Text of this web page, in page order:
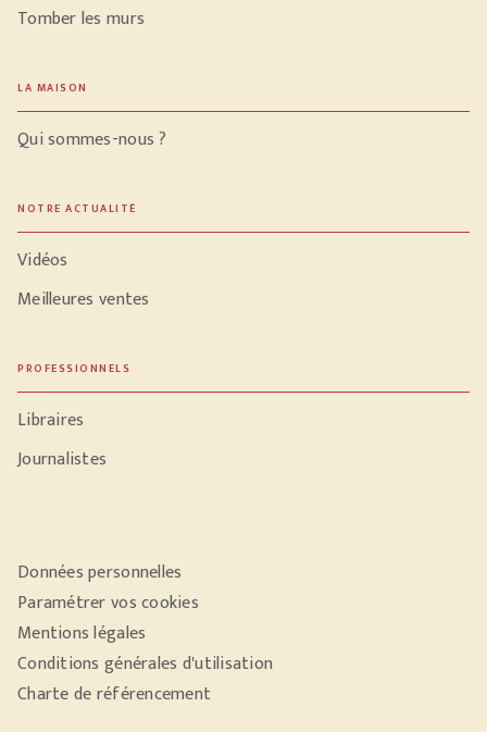
Tomber les murs
LA MAISON
Qui sommes-nous ?
NOTRE ACTUALITÉ
Vidéos
Meilleures ventes
PROFESSIONNELS
Libraires
Journalistes
Données personnelles
Paramétrer vos cookies
Mentions légales
Conditions générales d'utilisation
Charte de référencement